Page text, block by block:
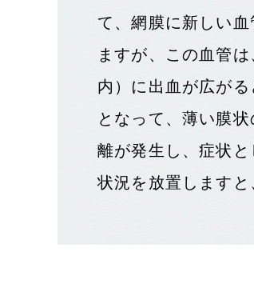
て、網膜に新しい
ますが、この血管
内）に出血が広が
となって、薄い膜
離が発生し、症状
状況を放置します